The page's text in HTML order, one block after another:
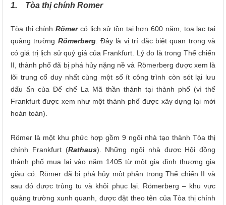
1. Tòa thị chính Romer
Tòa thị chínhRömercó lịch sử tồn tại hơn 600 năm, tọa lạc tại
quảng trường Römerberg. Đây là vị trí đặc biệt quan trọng và
có giá trị lịch sử quý giá của Frankfurt. Lý do là trong Thế chiến
II, thành phố đã bị phá hủy nặng nề và Römerberg được xem là
lõi trung cổ duy nhất cùng một số ít công trình còn sót lại lưu
dấu ấn của Đế chế La Mã thần thánh tại thành phố (vì thế
Frankfurt được xem như một thành phố được xây dựng lại mới
hoàn toàn).
Römer là một khu phức hợp gồm 9 ngôi nhà tạo thành Tòa thị
chính Frankfurt (Rathaus). Những ngôi nhà được Hội đồng
thành phố mua lại vào năm 1405 từ một gia đình thương gia
giàu có. Römer đã bị phá hủy một phần trong Thế chiến II và
sau đó được trùng tu và khôi phục lại. Römerberg – khu vực
quảng trường xunh quanh, được đặt theo tên của Tòa thị chính